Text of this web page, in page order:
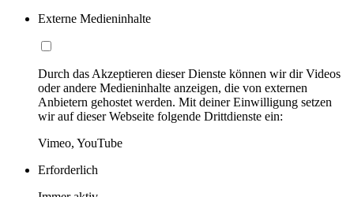
Externe Medieninhalte
Durch das Akzeptieren dieser Dienste können wir dir Videos
oder andere Medieninhalte anzeigen, die von externen
Anbietern gehostet werden. Mit deiner Einwilligung setzen
wir auf dieser Webseite folgende Drittdienste ein:
Vimeo, YouTube
Erforderlich